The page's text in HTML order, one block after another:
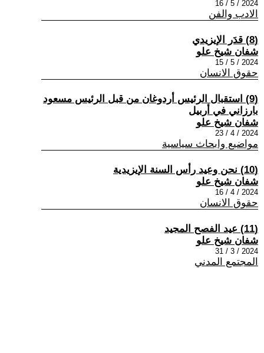
2024 / 5 / 16
الادب والفن
(8) قدَر الإيزيدي
شفان شيخ علو
2024 / 5 / 15
حقوق الانسان
(9) استقبال الرئيس أردوغان من قبل الرئيس مسعود
بارزاني في أربيل
شفان شيخ علو
2024 / 4 / 23
مواضيع وابحاث سياسية
(10) نحن وعيد رأس السنة الإيزيدية
شفان شيخ علو
2024 / 4 / 16
حقوق الانسان
(11) عيد الفصح المجيد
شفان شيخ علو
2024 / 3 / 31
المجتمع المدني